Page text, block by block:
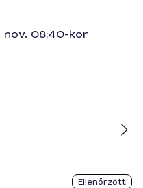
nov. 08:40-kor
Ellenőrzött